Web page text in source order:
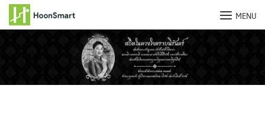
MENU